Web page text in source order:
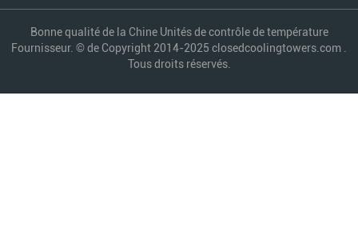
Bonne qualité de la Chine Unités de contrôle de température
Fournisseur. © de Copyright 2014-2025 closedcoolingtowers.com .
Tous droits réservés.